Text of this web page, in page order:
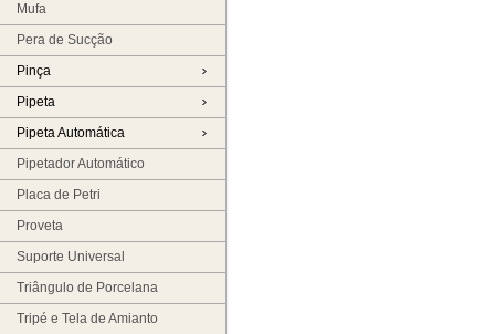
Mufa
Pera de Sucção
Pinça
Pipeta
Pipeta Automática
Pipetador Automático
Placa de Petri
Proveta
Suporte Universal
Triângulo de Porcelana
Tripé e Tela de Amianto